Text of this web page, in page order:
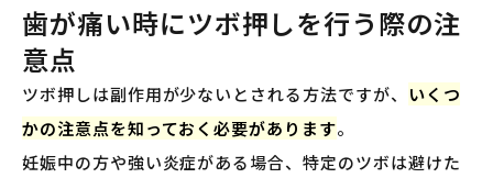
歯が痛い時にツボ押しを行う際の注
意点
ツボ押しは副作用が少ないとされる方法ですが、
いくつ
かの注意点を知っておく必要があります。
妊娠中の方や強い炎症がある場合、特定のツボは避けた